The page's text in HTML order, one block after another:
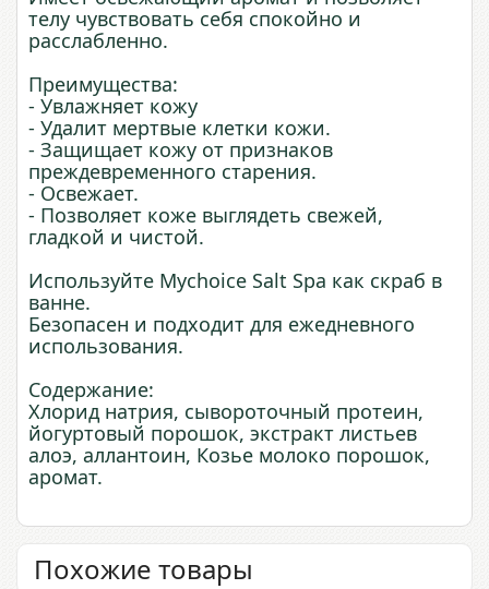
телу чувствовать себя спокойно и
расслабленно.
Преимущества:
- Увлажняет кожу
- Удалит мертвые клетки кожи.
- Защищает кожу от признаков
преждевременного старения.
- Освежает.
- Позволяет коже выглядеть свежей,
гладкой и чистой.
Используйте Myсhoice Salt Spa как скраб в
ванне.
Безопасен и подходит для ежедневного
использования.
Содержание:
Хлорид натрия, сывороточный протеин,
йогуртовый порошок, экстракт листьев
алоэ, аллантоин, Козье молоко порошок,
аромат.
Похожие товары